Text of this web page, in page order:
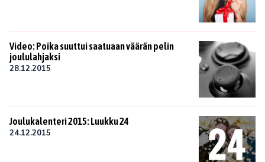
Video: Poika suuttui saatuaan väärän pelin
joululahjaksi
28.12.2015
Joulukalenteri 2015: Luukku 24
24.12.2015